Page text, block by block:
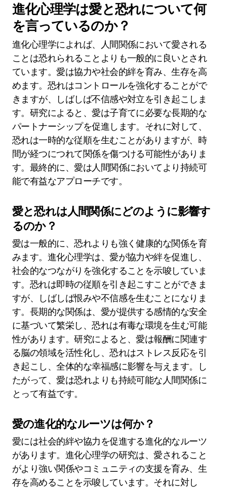
進化心理学は愛と恐れについて何
を言っているのか？
進化心理学によれば、人間関係において愛される
ことは恐れられることよりも一般的に良いとされ
ています。愛は協力や社会的絆を育み、生存を高
めます。恐れはコントロールを強化することがで
きますが、しばしば不信感や対立を引き起こしま
す。研究によると、愛は子育てに必要な長期的な
パートナーシップを促進します。それに対して、
恐れは一時的な従順を生むことがありますが、時
間が経つにつれて関係を傷つける可能性がありま
す。最終的に、愛は人間関係においてより持続可
能で有益なアプローチです。
愛と恐れは人間関係にどのように影響す
るのか？
愛は一般的に、恐れよりも強く健康的な関係を育
みます。進化心理学は、愛が協力や絆を促進し、
社会的なつながりを強化することを示唆していま
す。恐れは即時の従順を引き起こすことができま
すが、しばしば恨みや不信感を生むことになりま
す。長期的な関係は、愛が提供する感情的な安全
に基づいて繁栄し、恐れは有毒な環境を生む可能
性があります。研究によると、愛は報酬に関連す
る脳の領域を活性化し、恐れはストレス反応を引
き起こし、全体的な幸福感に影響を与えます。し
たがって、愛は恐れよりも持続可能な人間関係に
とって有益です。
愛の進化的なルーツは何か？
愛には社会的絆や協力を促進する進化的なルーツ
があります。進化心理学の研究は、愛されること
がより強い関係やコミュニティの支援を育み、生
存を高めることを示唆しています。それに対し